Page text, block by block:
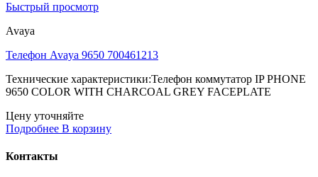
Быстрый просмотр
Avaya
Телефон Avaya 9650 700461213
Технические характеристики:Телефон коммутатор IP PHONE
9650 COLOR WITH CHARCOAL GREY FACEPLATE
Цену уточняйте
Подробнее В корзину
Контакты